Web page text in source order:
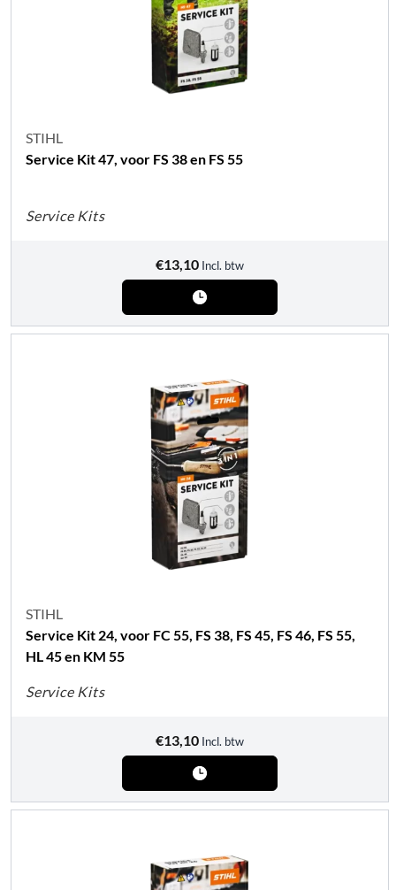
STIHL
Service Kit 47, voor FS 38 en FS 55
Service Kits
€13,10 Incl. btw
STIHL
Service Kit 24, voor FC 55, FS 38, FS 45, FS 46, FS 55,
HL 45 en KM 55
Service Kits
€13,10 Incl. btw